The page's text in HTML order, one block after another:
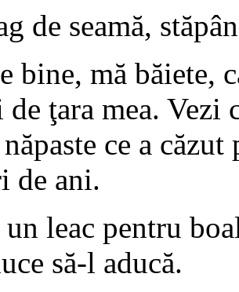
de seamă,
bine, mă băiete,
de ţara mea. Vezi
ce a
de ani.
leac pentru
să-l aducă.